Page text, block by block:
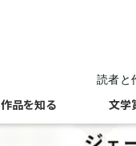
読者と
作品を知る 文学